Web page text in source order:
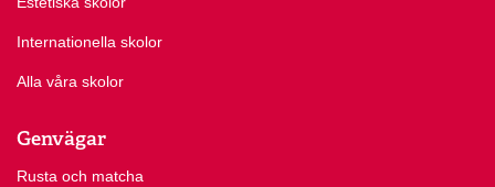
Internationella skolor
Alla våra skolor
Genvägar
Rusta och matcha